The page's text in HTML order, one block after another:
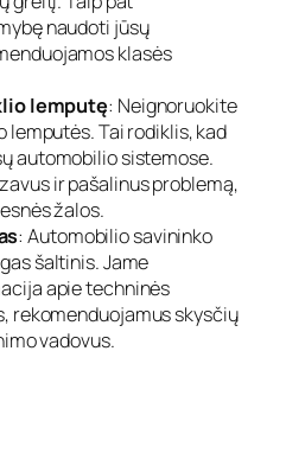
naudoti jūsų
klasės
lemputę: Neignoruokite
Tai rodiklis, kad
automobilio sistemose.
ir pašalinus problemą,
žalos.
: Automobilio savininko
šaltinis. Jame
apie techninės
rekomenduojamus skysčių
vadovus.